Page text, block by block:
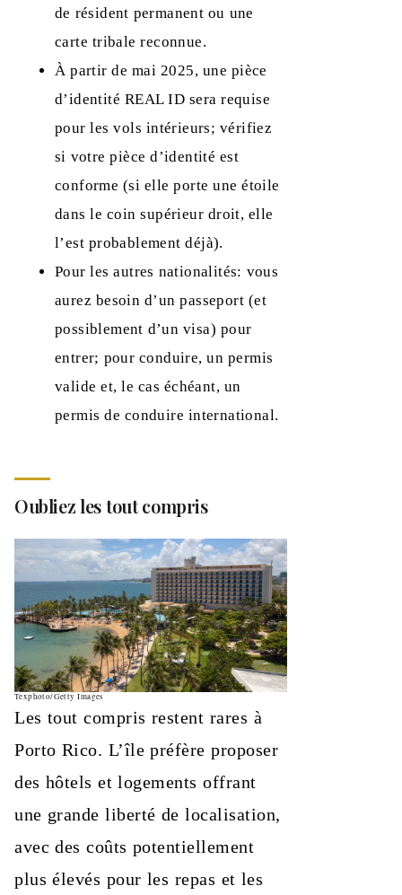
de résident permanent ou une
carte tribale reconnue.
À partir de mai 2025, une pièce
d’identité REAL ID sera requise
pour les vols intérieurs; vérifiez
si votre pièce d’identité est
conforme (si elle porte une étoile
dans le coin supérieur droit, elle
l’est probablement déjà).
Pour les autres nationalités: vous
aurez besoin d’un passeport (et
possiblement d’un visa) pour
entrer; pour conduire, un permis
valide et, le cas échéant, un
permis de conduire international.
Oubliez les tout compris
Texphoto/Getty Images
Les tout compris restent rares à
Porto Rico. L’île préfère proposer
des hôtels et logements offrant
une grande liberté de localisation,
avec des coûts potentiellement
plus élevés pour les repas et les